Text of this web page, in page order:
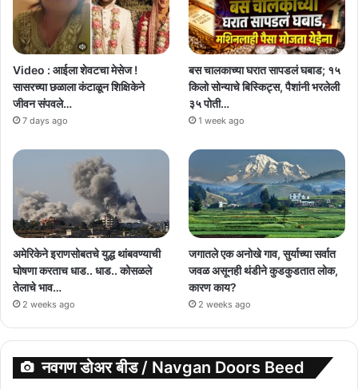
Video : आईला शेवटचा मेसेज !
सासरच्या छळाला कंटाळून शिक्षिकेने
जीवन संपवले…
7 days ago
बस चालकाच्या घरात सापडलं घबाड; १५
किलो सोन्याचे बिस्किट्स, पैशांनी भरलेली
३५ पोती…
1 week ago
अमेरिकेने इराणसोबतचे युद्ध थांबवण्याची
घोषणा करताच धाड.. धाड.. कोसळले
तेलाचे भाव…
2 weeks ago
जगातले एक अनोखे गाव, सुर्याच्या सर्वात
जवळ असूनही थंडीने कुडकुडतात लोक,
कारण काय?
2 weeks ago
नवगण डोअर बीड / Navgan Doors Beed